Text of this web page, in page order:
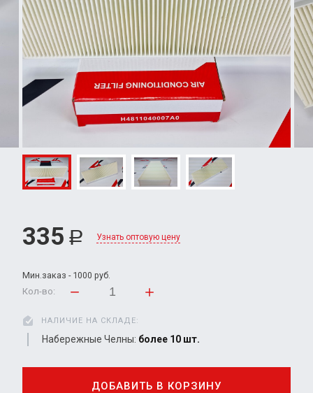
335 Р Узнать оптовую цену
Мин.заказ - 1000 руб.
Кол-во:
НАЛИЧИЕ НА СКЛАДЕ:
Набережные Челны: более 10 шт.
ДОБАВИТЬ В КОРЗИНУ